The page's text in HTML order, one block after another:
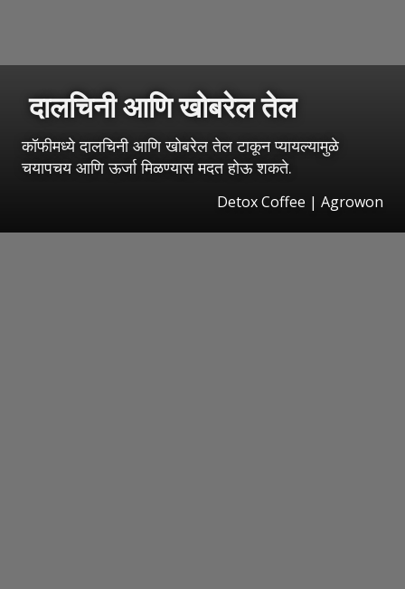
दालचिनी आणि खोबरेल तेल
कॉफीमध्ये दालचिनी आणि खोबरेल तेल टाकून प्यायल्यामुळे
चयापचय आणि ऊर्जा मिळण्यास मदत होऊ शकते.
Detox Coffee | Agrowon